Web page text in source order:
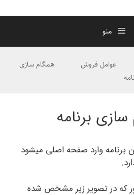
منو
عوامل فروش
همگام سازی
برنامه
برنامه وارد صفحه اصلی میشود
که در تصویر زیر مشخص شده